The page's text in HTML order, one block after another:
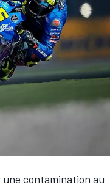
contamination au